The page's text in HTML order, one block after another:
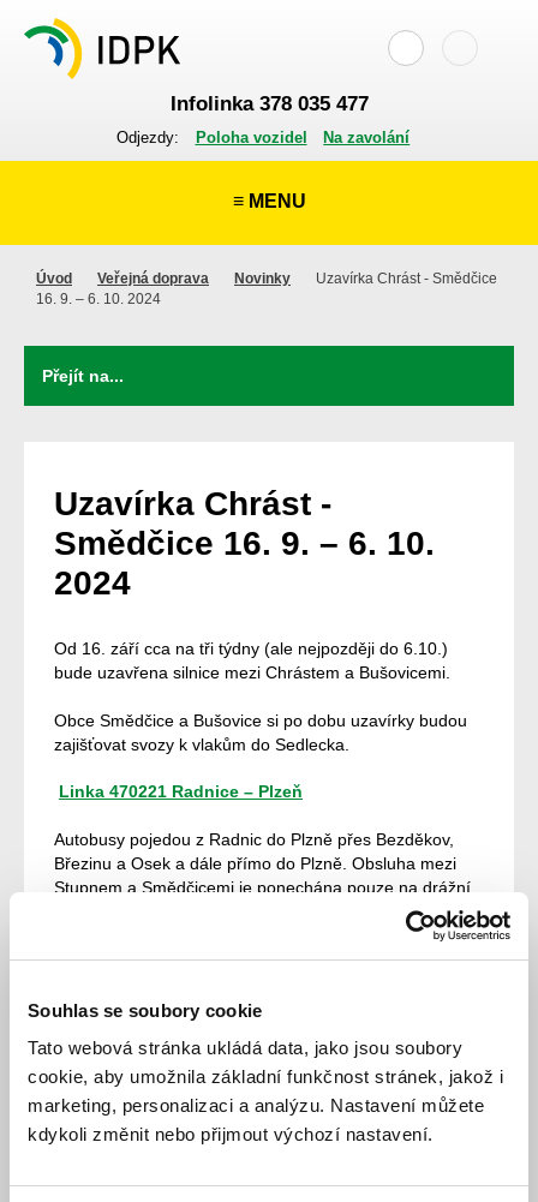
Souhlas se soubory cookie
Tato webová stránka ukládá data, jako jsou soubory
cookie, aby umožnila základní funkčnost stránek, jakož i
marketing, personalizaci a analýzu. Nastavení můžete
kdykoli změnit nebo přijmout výchozí nastavení.
Infolinka 378 035 477
Odjezdy: Poloha vozidel Na zavolání
≡ MENU
Úvod Veřejná doprava Novinky
Uzavírka Chrást - Smědčice
16. 9. – 6. 10. 2024
Uzavírka Chrást -
Smědčice 16. 9. – 6. 10.
2024
Od 16. září cca na tři týdny (ale nejpozději do 6.10.)
bude uzavřena silnice mezi Chrástem a Bušovicemi.
Obce Smědčice a Bušovice si po dobu uzavírky budou
zajišťovat svozy k vlakům do Sedlecka.
Linka 470221 Radnice – Plzeň
Autobusy pojedou z Radnic do Plzně přes Bezděkov,
Březinu a Osek a dále přímo do Plzně. Obsluha mezi
Stupnem a Smědčicemi je ponechána pouze na drážní
dopravě, obsluha Chrástu je kompletně na lince 470231
Plzeň, které pojedou z Oseku přímo do Plzně (stejný
model jako při uzavírkách v létě) a dále spoje Plzeň –
(Dýšina) - Chrást. Ty jsou zachovány v maximální
možné míře i kvůli obsluze Zábělé, avšak interval není
stejně častý jako nyní. Víkendové spoje jedou taktéž